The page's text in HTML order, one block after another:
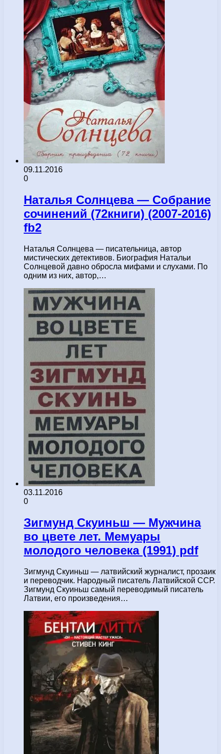
09.11.2016
0
Наталья Солнцева — Собрание
сочинений (72книги) (2007-2016)
fb2
Наталья Солнцева — писательница, автор
мистических детективов. Биография Натальи
Солнцевой давно обросла мифами и слухами. По
одним из них, автор,…
03.11.2016
0
Зигмунд Скуиньш — Мужчина
во цвете лет. Мемуары
молодого человека (1991) pdf
Зигмунд Скуиньш — латвийский журналист, прозаик
и переводчик. Народный писатель Латвийской ССР.
Зигмунд Скуиньш самый переводимый писатель
Латвии, его произведения…